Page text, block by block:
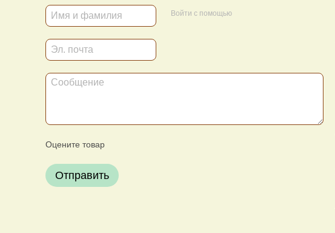
Войти с помощью
Оцените товар
Отправить